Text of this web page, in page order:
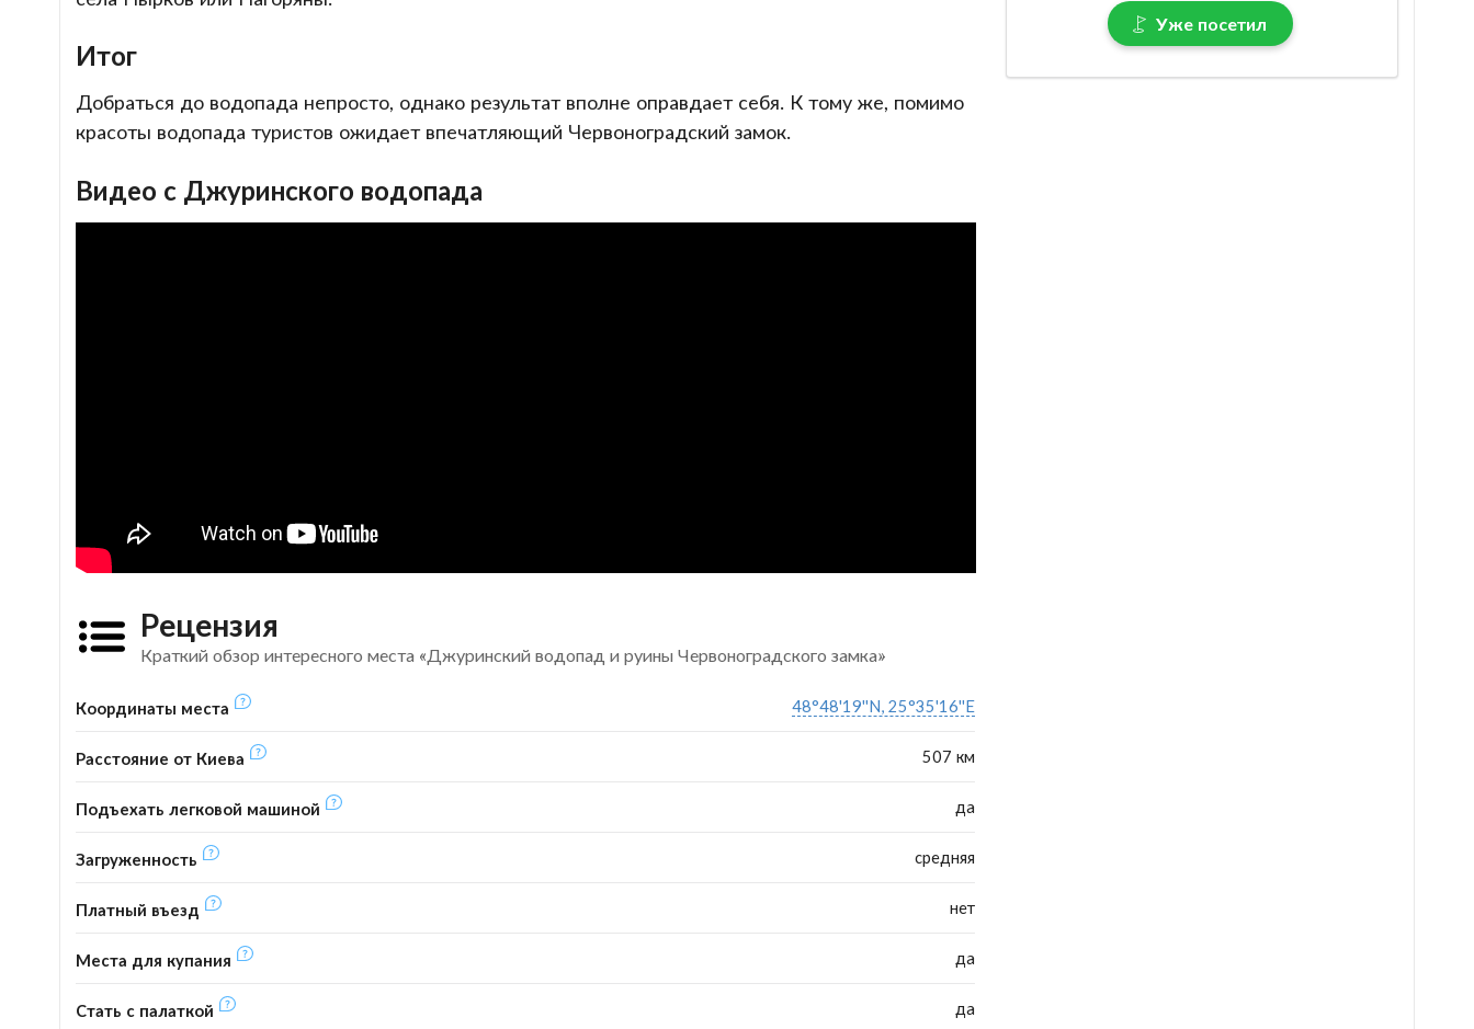
Итог
Добраться до водопада непросто, однако результат вполне оправдает себя. К тому же, помимо
красоты водопада туристов ожидает впечатляющий Червоноградский замок.
Видео с Джуринского водопада
Рецензия
Краткий обзор интересного места «Джуринский водопад и руины Червоноградского замка»
Координаты места 48°48'19''N, 25°35'16''E
Расстояние от Киева 507 км
Подъехать легковой машиной да
Загруженность средняя
Платный въезд нет
Места для купания да
Стать с палаткой да
Уже посетил